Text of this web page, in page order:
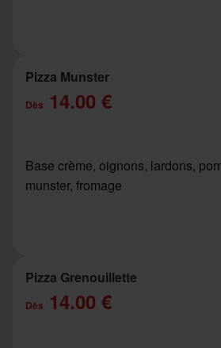
Pizza Munster
Dès 14.00 €
Base crème, oignons, lardons,
munster, fromage
Pizza Grenouillette
Dès 14.00 €